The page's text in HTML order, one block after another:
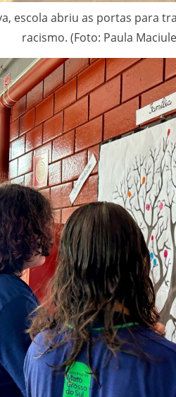
escola abriu as portas para
racismo. (Foto: Paula